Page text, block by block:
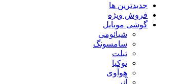
جدیدترین ها
فروش ویژه
گوشی موبایل
شیائومی
سامسونگ
تبلت
نوکیا
هوآوی
آنر